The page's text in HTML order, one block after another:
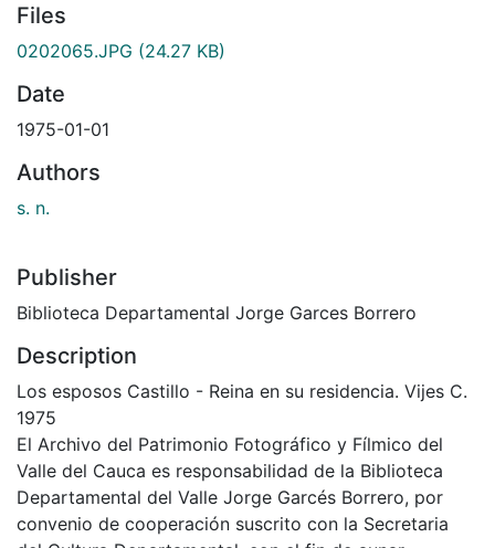
Files
0202065.JPG (24.27 KB)
Date
1975-01-01
Authors
s. n.
Publisher
Biblioteca Departamental Jorge Garces Borrero
Description
Los esposos Castillo - Reina en su residencia. Vijes C.
1975
El Archivo del Patrimonio Fotográfico y Fílmico del
Valle del Cauca es responsabilidad de la Biblioteca
Departamental del Valle Jorge Garcés Borrero, por
convenio de cooperación suscrito con la Secretaria